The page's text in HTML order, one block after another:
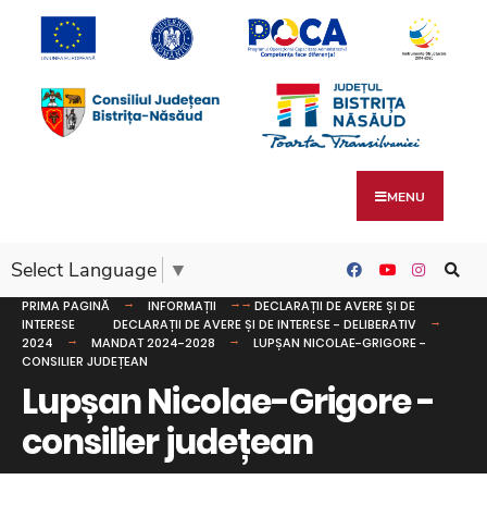
MENU
Select Language ▼
PRIMA PAGINĂ INFORMAȚII
DECLARAȚII DE AVERE ȘI DE
INTERESE
DECLARAȚII DE AVERE ȘI DE INTERESE - DELIBERATIV
2024
MANDAT 2024-2028
LUPȘAN NICOLAE-GRIGORE -
CONSILIER JUDEȚEAN
Lupșan Nicolae-Grigore -
consilier județean